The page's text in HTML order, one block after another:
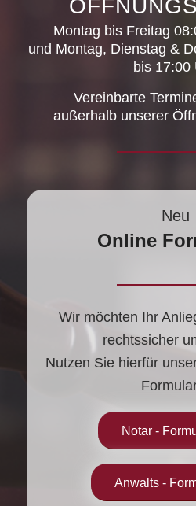
Montag bis Freitag
und Montag, Dienstag &
bis 17:00
Vereinbarte
außerhalb unserer
Neu
Online
Wir möchten Ihr
rechtssicher
Nutzen Sie hierfür
Notar -
Anwalts -